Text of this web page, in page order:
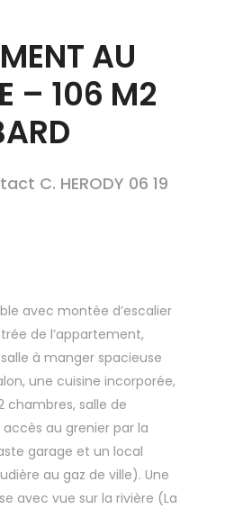
AU
– 106 M2
C. HERODY 06 19
avec montée d’escalier
de l’appartement,
à manger spacieuse
une cuisine incorporée,
chambres, salle de
au grenier par la
garage et un local
au gaz de ville). Une
avec vue sur la rivière (La